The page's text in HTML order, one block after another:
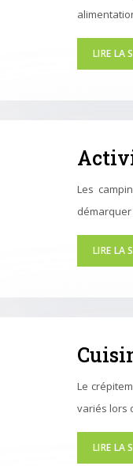
LIRE LA
Les
LIRE LA
Le
variés lors
LIRE LA